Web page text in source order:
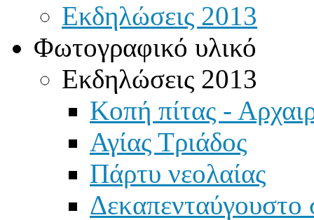
Εκδηλώσεις 2013
Φωτογραφικό υλικό
Εκδηλώσεις 2013
Κοπή πίτας -
Αγίας Τριάδος
Πάρτυ νεολαίας
Δεκαπενταύγουστο